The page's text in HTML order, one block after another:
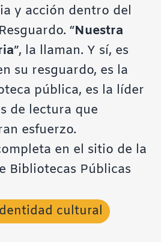
y acción dentro del
“Nuestra
”, la llaman. Y sí, es
su resguardo, es la
pública, es la líder
de lectura que
esfuerzo.
en el sitio de la
Bibliotecas Públicas
cultural